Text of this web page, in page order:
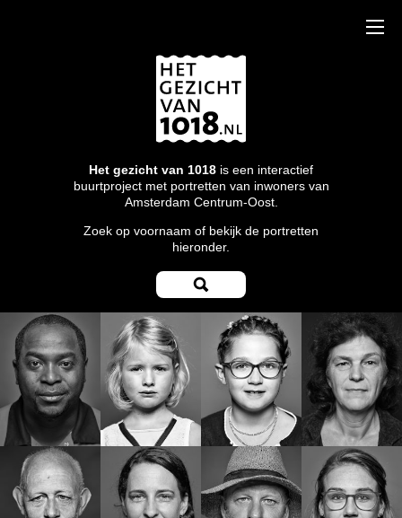
Het gezicht van 1018 is een interactief
buurtproject met portretten van inwoners van
Amsterdam Centrum-Oost.
Zoek op voornaam of bekijk de portretten
hieronder.